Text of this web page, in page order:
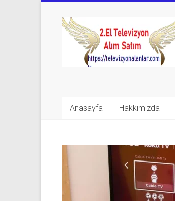
contentTelevizyon
Alanlar
Televizyon
|
TV
Alanlar
Anasayfa Hakkımızda